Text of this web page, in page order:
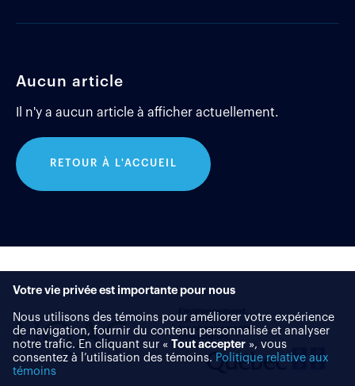
Aucun article
Il n'y a aucun article à afficher actuellement.
RETOUR À L'ACCUEIL
Votre vie privée est importante pour nous
Nous utilisons des témoins pour améliorer votre expérience
de navigation, fournir du contenu personnalisé et analyser
notre trafic. En cliquant sur « Tout accepter », vous
consentez à l’utilisation des témoins. Politique relative aux
témoins